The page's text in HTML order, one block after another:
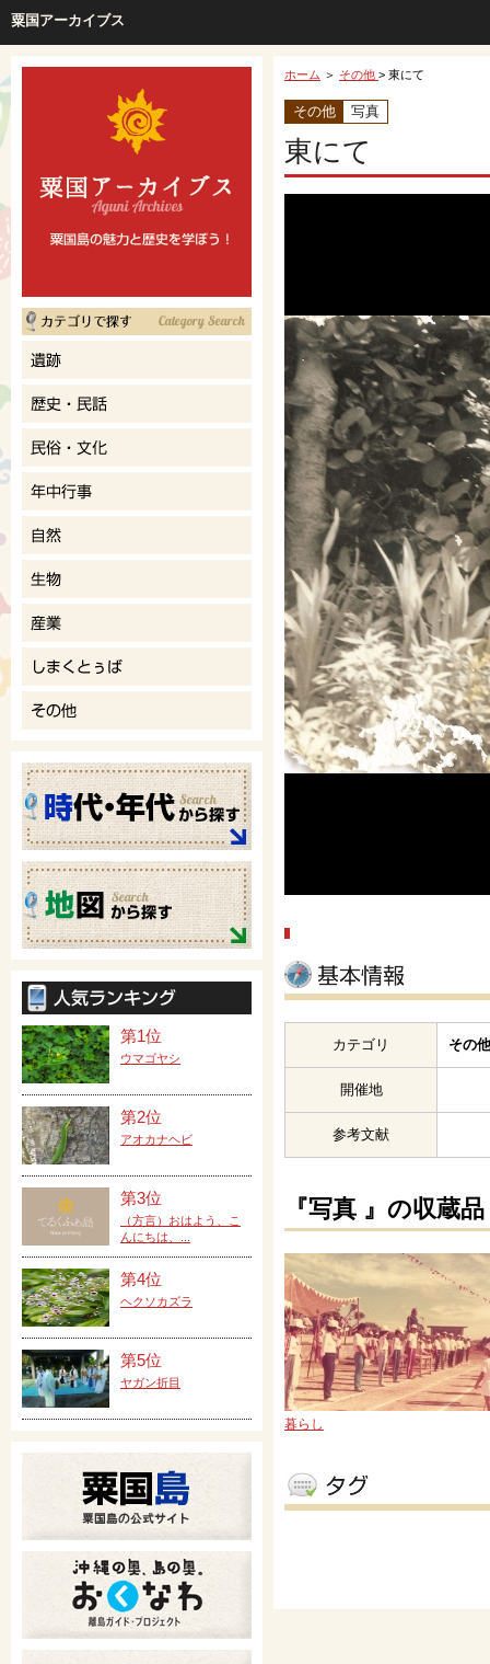
粟国アーカイブス
ホーム ＞ その他 > 東にて
その他 写真
東にて
カテゴリ その
開催地
参考文献
『写真 』の収蔵品
暮らし
第1位
ウマゴヤシ
第2位
アオカナヘビ
第3位
（方言）おはよう、こ
んにちは、...
第4位
ヘクソカズラ
第5位
ヤガン折目